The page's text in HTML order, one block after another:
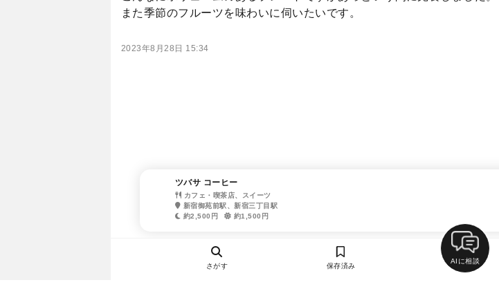
また季節のフルーツを味わいに伺いたいです。
2023年8月28日 15:34
ツバサ コーヒー
カフェ・喫茶店、スイーツ
新宿御苑前駅、新宿三丁目駅
約2,500円
約1,500円
さがす 保存済み
AIに相談